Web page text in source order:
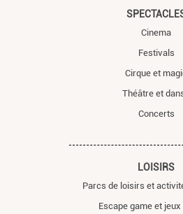
Cinema
Festivals
Cirque et
Théâtre et
Concerts
LOISIRS
Parcs de loisirs et
Escape game et